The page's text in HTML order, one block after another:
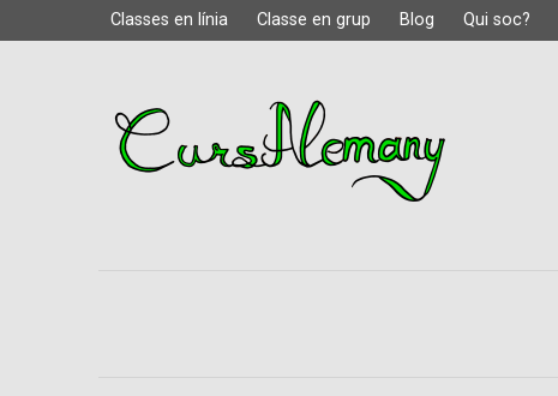
Classes en línia Classe en grup Blog Qui soc?